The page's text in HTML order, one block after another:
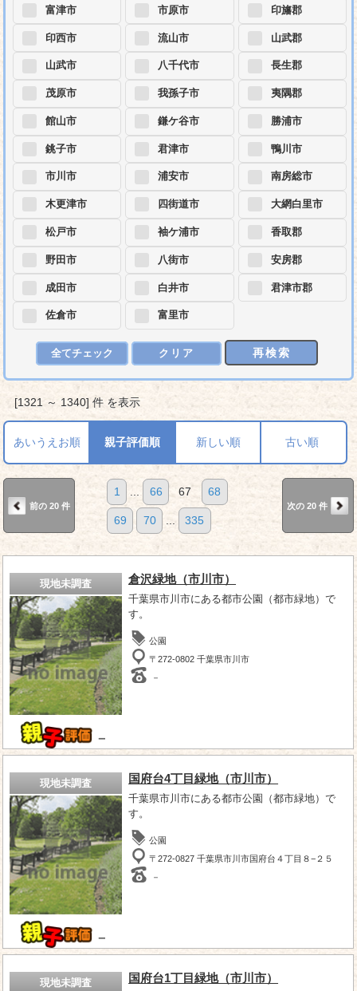
富津市
印西市
山武市
茂原市
館山市
銚子市
市川市
木更津市
松戸市
野田市
成田市
佐倉市
市原市
流山市
八千代市
我孫子市
鎌ケ谷市
君津市
浦安市
四街道市
袖ケ浦市
八街市
白井市
富里市
印旛郡
山武郡
長生郡
夷隅郡
勝浦市
鴨川市
南房総市
大網白里市
香取郡
安房郡
君津市郡
全てチェック クリア 再検索
[1321 ～ 1340] 件 を表示
あいうえお順 親子評価順 新しい順 古い順
前の 20 件
1 66 67 68
69 70 335
次の 20 件
現地未調査
－
倉沢緑地（市川市）
千葉県市川市にある都市公園（都市緑地）で
す。
公園
〒272-0802 千葉県市川市
－
現地未調査
－
国府台4丁目緑地（市川市）
千葉県市川市にある都市公園（都市緑地）で
す。
公園
〒272-0827 千葉県市川市国府台４丁目８−２５
－
現地未調査 国府台1丁目緑地（市川市）